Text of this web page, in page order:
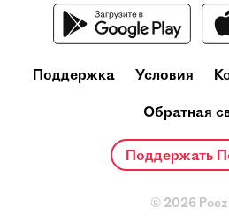
Поддержка Условия
Обратная
Поддержать
© 2026